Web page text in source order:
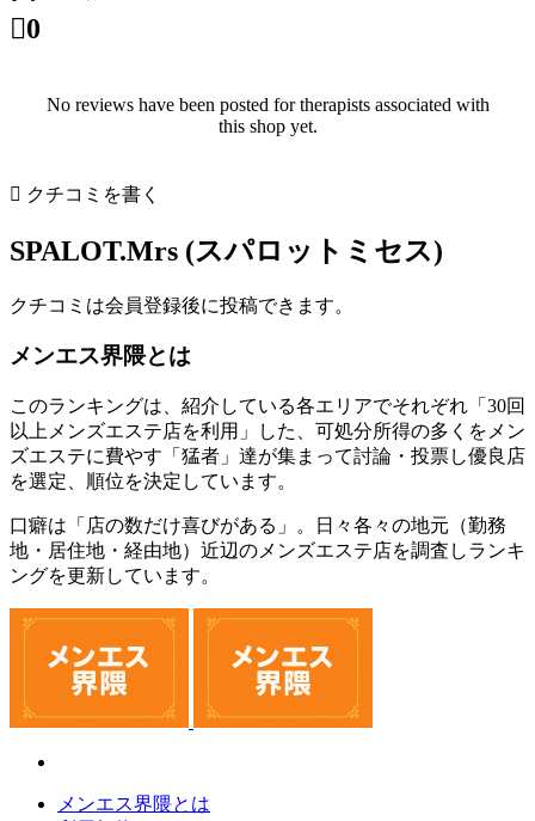
0
No reviews have been posted for therapists associated with
this shop yet.
 クチコミを書く
SPALOT.Mrs (スパロットミセス)
クチコミは会員登録後に投稿できます。
メンエス界隈とは
このランキングは、紹介している各エリアでそれぞれ「30回
以上メンズエステ店を利用」した、可処分所得の多くをメン
ズエステに費やす「猛者」達が集まって討論・投票し優良店
を選定、順位を決定しています。
口癖は「店の数だけ喜びがある」。日々各々の地元（勤務
地・居住地・経由地）近辺のメンズエステ店を調査しランキ
ングを更新しています。
メンエス界隈とは